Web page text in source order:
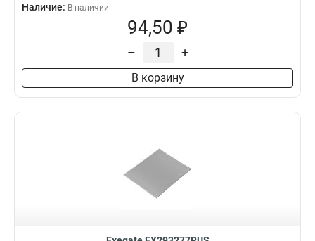
Наличие: В наличии
94,50 ₽
– +
В корзину